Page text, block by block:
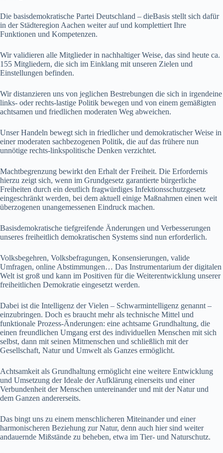
Die basisdemokratische Partei Deutschland – dieBasis stellt sich dafür
in der Städteregion Aachen weiter auf und komplettiert Ihre
Funktionen und Kompetenzen.
Wir validieren alle Mitglieder in nachhaltiger Weise, das sind heute ca.
155 Mitgliedern, die sich im Einklang mit unseren Zielen und
Einstellungen befinden.
Wir distanzieren uns von jeglichen Bestrebungen die sich in irgendeine
links- oder rechts-lastige Politik bewegen und von einem gemäßigten
achtsamen und friedlichen moderaten Weg abweichen.
Unser Handeln bewegt sich in friedlicher und demokratischer Weise in
einer moderaten sachbezogenen Politik, die auf das frühere nun
unnötige rechts-linkspolitische Denken verzichtet.
Machtbegrenzung bewirkt den Erhalt der Freiheit. Die Erfordernis
hierzu zeigt sich, wenn im Grundgesetz garantierte bürgerliche
Freiheiten durch ein deutlich fragwürdiges Infektionsschutzgesetz
eingeschränkt werden, bei dem aktuell einige Maßnahmen einen weit
überzogenen unangemessenen Eindruck machen.
Basisdemokratische tiefgreifende Änderungen und Verbesserungen
unseres freiheitlich demokratischen Systems sind nun erforderlich.
Volksbegehren, Volksbefragungen, Konsensierungen, valide
Umfragen, online Abstimmungen… Das Instrumentarium der digitalen
Welt ist groß und kann im Positiven für die Weiterentwicklung unserer
freiheitlichen Demokratie eingesetzt werden.
Dabei ist die Intelligenz der Vielen – Schwarmintelligenz genannt –
einzubringen. Doch es braucht mehr als technische Mittel und
funktionale Prozess-Änderungen: eine achtsame Grundhaltung, die
einen freundlichen Umgang erst des individuellen Menschen mit sich
selbst, dann mit seinen Mitmenschen und schließlich mit der
Gesellschaft, Natur und Umwelt als Ganzes ermöglicht.
Achtsamkeit als Grundhaltung ermöglicht eine weitere Entwicklung
und Umsetzung der Ideale der Aufklärung einerseits und einer
Verbundenheit der Menschen untereinander und mit der Natur und
dem Ganzen andererseits.
Das bingt uns zu einem menschlicheren Miteinander und einer
harmonischeren Beziehung zur Natur, denn auch hier sind weiter
andauernde Mißstände zu beheben, etwa im Tier- und Naturschutz.